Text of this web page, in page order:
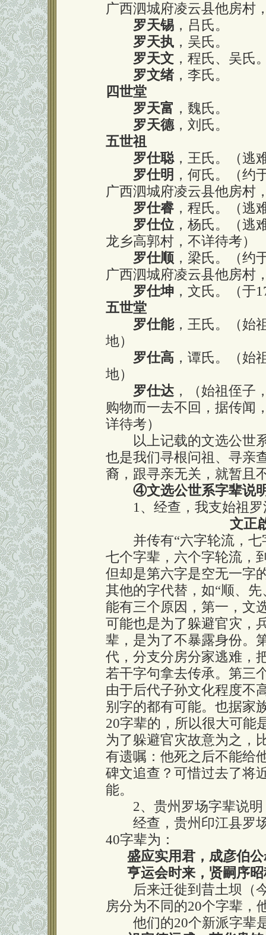
广西泗城府凌云县他房村
罗天锡 ，吕氏。
罗天执 ，吴氏。
罗天文 ，程氏、吴氏
罗文绪 ，李氏。
四世堂
罗天富 ，魏氏。
罗天德，刘氏。
五世祖
罗仕聪，王氏。（逃
罗仕明 ，何氏。（约
广西泗城府凌云县他房村
罗仕睿 ，程氏。（逃
罗仕位 ，杨氏。（逃
龙乡高郭村，不详待考）
罗仕顺 ，梁氏。（约
广西泗城府凌云县他房村
罗仕坤 ，文氏。（于
五世堂
罗仕能，王氏。（始
地）
罗仕高 ，谭氏。（始
地）
罗仕达 ，（始祖侄子
购物而一去不回，据传闻
详待考）
以上记载的文选公世系
也是我们寻根问祖、寻亲
裔，跟寻亲无关，就暂且
④文选公世系字辈说
1、经查，我支始祖罗
文正
并传有“六字轮流，七
七个字辈，六个字轮流，
但却是第六字是空无一字
其他的字代替，如“顺、
能有三个原因，第一，文
可能也是为了躲避官灾，
辈，是为了不暴露身份。
代，分支分房分家逃难，
若干字句拿去传承。第三
由于后代子孙文化程度不
别字的都有可能。也据家
20字辈的，所以很大可能
为了躲避官灾故意为之，
有遗嘱：他死之后不能给
碑文追查？可惜过去了将
能。
2、贵州罗场字辈说明
经查，贵州印江县罗场
40字辈为：
盛应实用君，成彦伯
亨运会时来，贤嗣序
后来迁徙到昔土坝（今
房分为不同的20个字辈，
他们的20个新派字辈